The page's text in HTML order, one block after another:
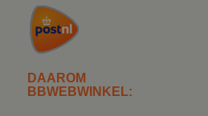
DAAROM
BBWEBWINKEL: